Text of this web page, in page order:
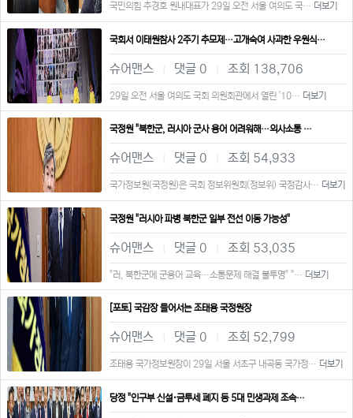
국민의힘 추경호 원내대표가 29일 오전 서울 여의도 국… 더보기
국회서 이태원참사 2주기 추모제…고개숙여 사과한 우원식…
슈어맨스 댓글 0 조회 138,706
29일 오전 서울 여의도 국회 의원회관에서 열린 '10… 더보기
국정원 "북한군, 러시아 군사 용어 어려워해…의사소통 …
슈어맨스 댓글 0 조회 54,933
국가정보원(국정원)은 국회 정보위원회(정보위) 국정감사… 더보기
국정원 "러시아 파병 북한군 일부 전선 이동 가능성"
슈어맨스 댓글 0 조회 53,035
"러, 북한군에 군용어 교육…소통문제 해결 불투명" "… 더보기
[포토] 국감장 들어서는 조태용 국정원장
슈어맨스 댓글 0 조회 52,799
조태용 국가정보원장이 29일 서울 서초구 내곡동 국가정… 더보기
당정 "인구부 신설·금투세 폐지 등 5대 민생과제 조속…